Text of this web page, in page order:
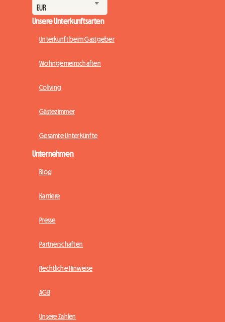
Unsere Unterkunftsarten
Unterkunft beim Gastgeber
Wohngemeinschaften
Coliving
Gästezimmer
Gesamte Unterkünfte
Unternehmen
Blog
Karriere
Presse
Partnerschaften
Rechtliche Hinweise
AGB
Unsere Zahlen